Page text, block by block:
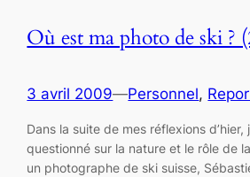
Où est ma photo de ski ?
3 avril 2009—Personnel,
Dans la suite de mes réflexions d’hier,
questionné sur la nature et le rôle de
un photographe de ski suisse,